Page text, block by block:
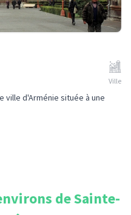
Ville
ville d'Arménie située à une
deSainte-